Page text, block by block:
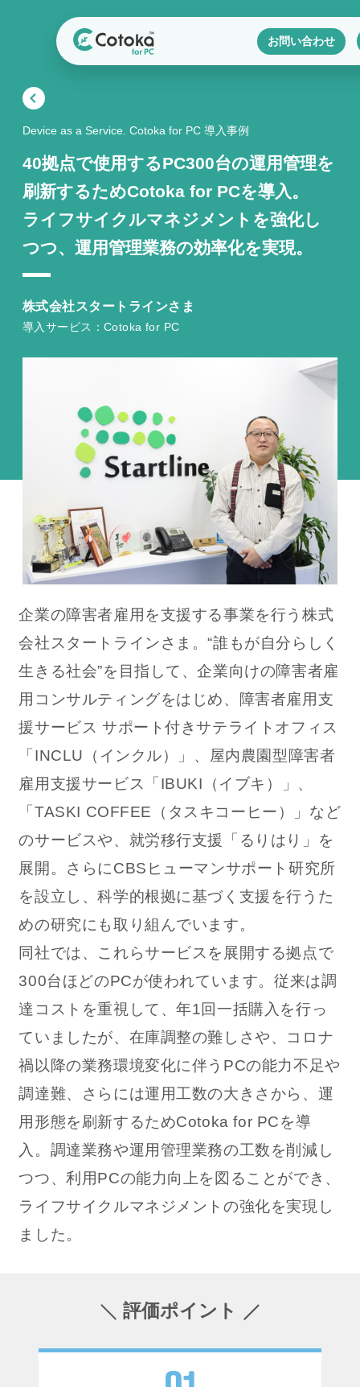
お問い合わせ
Device as a Service. Cotoka for PC 導入事例
40拠点で使用するPC300台の運用管理を
刷新するためCotoka for PCを導入。
ライフサイクルマネジメントを強化し
つつ、運用管理業務の効率化を実現。
株式会社スタートラインさま
導入サービス：Cotoka for PC
企業の障害者雇用を支援する事業を行う株式
会社スタートラインさま。“誰もが自分らしく
生きる社会”を目指して、企業向けの障害者雇
用コンサルティングをはじめ、障害者雇用支
援サービス サポート付きサテライトオフィス
「INCLU（インクル）」、屋内農園型障害者
雇用支援サービス「IBUKI（イブキ）」、
「TASKI COFFEE（タスキコーヒー）」など
のサービスや、就労移行支援「るりはり」を
展開。さらにCBSヒューマンサポート研究所
を設立し、科学的根拠に基づく支援を行うた
めの研究にも取り組んでいます。
同社では、これらサービスを展開する拠点で
300台ほどのPCが使われています。従来は調
達コストを重視して、年1回一括購入を行っ
ていましたが、在庫調整の難しさや、コロナ
禍以降の業務環境変化に伴うPCの能力不足や
調達難、さらには運用工数の大きさから、運
用形態を刷新するためCotoka for PCを導
入。調達業務や運用管理業務の工数を削減し
つつ、利用PCの能力向上を図ることができ、
ライフサイクルマネジメントの強化を実現し
ました。
評価ポイント